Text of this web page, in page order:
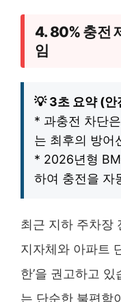
4. 80% 충전
임
💡 3초 요약 (안
* 과충전 차단
는 최후의 방어
* 2026년형
하여 충전을 자
최근 지하 주차장
지자체와 아파트
한’을 권고하고
는 단순한 불편함